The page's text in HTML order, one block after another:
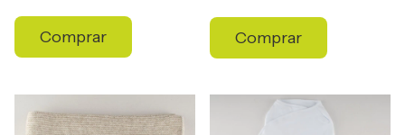
Comprar Comprar